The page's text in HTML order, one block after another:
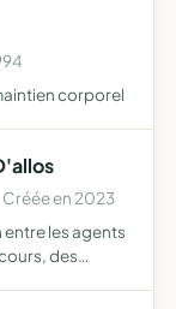
corporel
Créée en 2023
entre les agents
des